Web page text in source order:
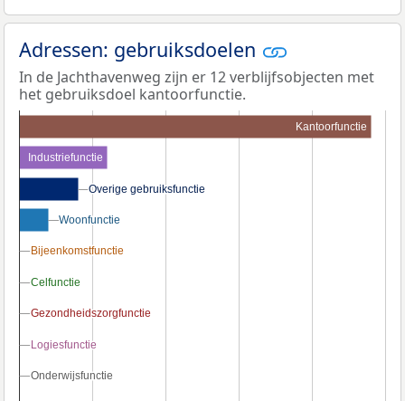
Adressen: gebruiksdoelen
In de Jachthavenweg zijn er 12 verblijfsobjecten met
het gebruiksdoel kantoorfunctie.
Kantoorfunctie
Industriefunctie
Overige gebruiksfunctie
Overige gebruiksfunctie
Woonfunctie
Woonfunctie
Bijeenkomstfunctie
Bijeenkomstfunctie
Celfunctie
Celfunctie
Gezondheidszorgfunctie
Gezondheidszorgfunctie
Logiesfunctie
Logiesfunctie
Onderwijsfunctie
Onderwijsfunctie